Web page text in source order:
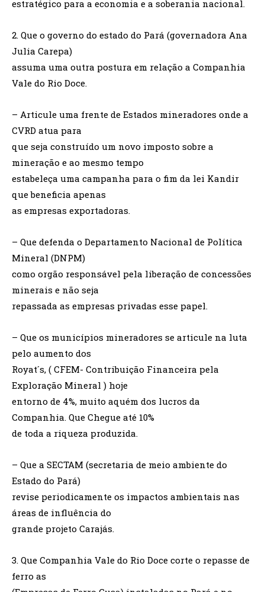
estratégico para a economia e a soberania nacional.
2. Que o governo do estado do Pará (governadora Ana
Julia Carepa)
assuma uma outra postura em relação a Companhia
Vale do Rio Doce.
– Articule uma frente de Estados mineradores onde a
CVRD atua para
que seja construído um novo imposto sobre a
mineração e ao mesmo tempo
estabeleça uma campanha para o fim da lei Kandir
que beneficia apenas
as empresas exportadoras.
– Que defenda o Departamento Nacional de Política
Mineral (DNPM)
como orgão responsável pela liberação de concessões
minerais e não seja
repassada as empresas privadas esse papel.
– Que os municípios mineradores se articule na luta
pelo aumento dos
Royat´s, ( CFEM- Contribuição Financeira pela
Exploração Mineral ) hoje
entorno de 4%, muito aquém dos lucros da
Companhia. Que Chegue até 10%
de toda a riqueza produzida.
– Que a SECTAM (secretaria de meio ambiente do
Estado do Pará)
revise periodicamente os impactos ambientais nas
áreas de influência do
grande projeto Carajás.
3. Que Companhia Vale do Rio Doce corte o repasse de
ferro as